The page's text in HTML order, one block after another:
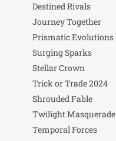
Destined Rivals
Journey Together
Prismatic Evolutions
Surging Sparks
Stellar Crown
Trick or Trade 2024
Shrouded Fable
Twilight Masquerade
Temporal Forces